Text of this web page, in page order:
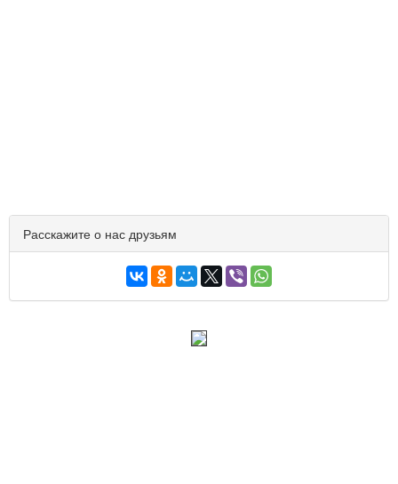
Расскажите о нас друзьям